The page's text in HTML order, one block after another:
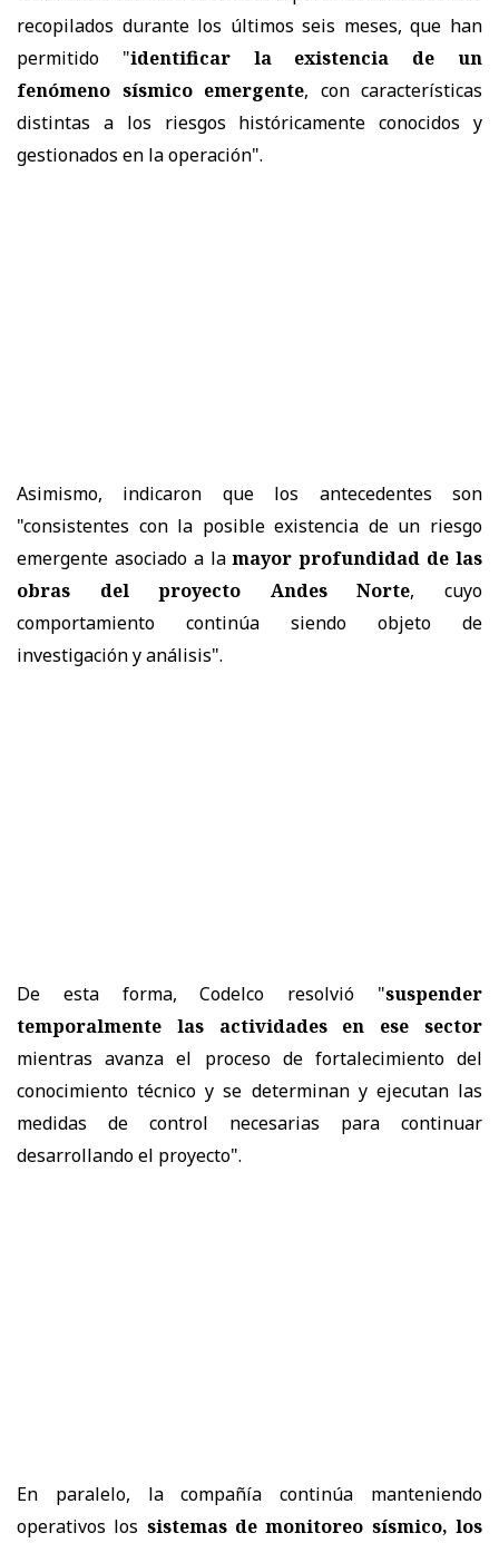
recopilados durante los últimos seis meses, que han
permitido "identificar la existencia de un
fenómeno sísmico emergente, con características
distintas a los riesgos históricamente conocidos y
gestionados en la operación".
Asimismo, indicaron que los antecedentes son
"consistentes con la posible existencia de un riesgo
emergente asociado a lamayor profundidad de las
obras del proyecto Andes Norte, cuyo
comportamiento continúa siendo objeto de
investigación y análisis".
De esta forma, Codelco resolvió "suspender
temporalmente las actividades en ese sector
mientras avanza el proceso de fortalecimiento del
conocimiento técnico y se determinan y ejecutan las
medidas de control necesarias para continuar
desarrollando el proyecto".
En paralelo, la compañía continúa manteniendo
operativos los sistemas de monitoreo sísmico, los